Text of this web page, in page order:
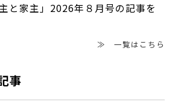
主と家主」2026年８月号の記事を
≫ 一覧はこちら
事